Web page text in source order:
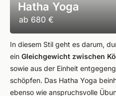
Hatha Yoga
ab 680 €
In diesem Stil geht es darum,
ein Gleichgewicht zwischen
sowie aus der Einheit
schöpfen. Das Hatha Yoga
ebenso wie anspruchsvolle